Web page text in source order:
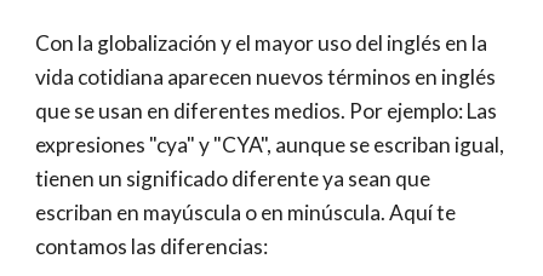
Con la globalización y el mayor uso del inglés en la
vida cotidiana aparecen nuevos términos en inglés
que se usan en diferentes medios. Por ejemplo: Las
expresiones "cya" y "CYA", aunque se escriban igual,
tienen un significado diferente ya sean que
escriban en mayúscula o en minúscula. Aquí te
contamos las diferencias: